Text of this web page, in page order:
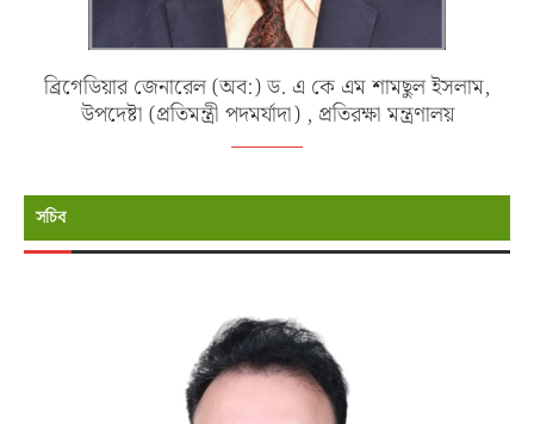
ব্রিগেডিয়ার জেনারেল (অব:) ড. এ কে এম শামছুল ইসলাম,
উপদেষ্টা (প্রতিমন্ত্রী পদমর্যাদা) , প্রতিরক্ষা মন্ত্রণালয়
সচিব